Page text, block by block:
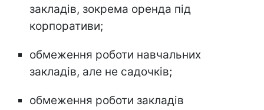
закладів, зокрема оренда під
корпоративи;
обмеження роботи навчальних
закладів, але не садочків;
обмеження роботи закладів